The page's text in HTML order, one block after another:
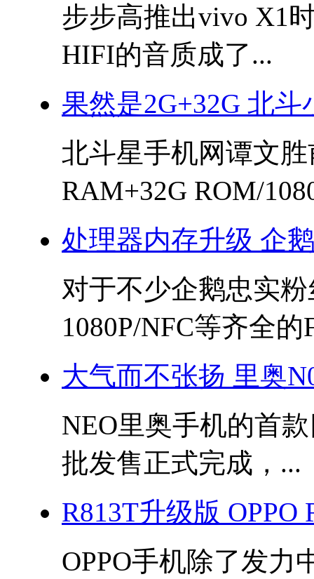
步步高推出vivo X1
HIFI的音质成了...
果然是2G+32G 北
北斗星手机网谭文
RAM+32G ROM/
处理器内存升级 企
对于不少企鹅忠实
1080P/NFC等齐全的
大气而不张扬 里奥
NEO里奥手机的首
批发售正式完成，...
R813T升级版
OPPO手机除了发力